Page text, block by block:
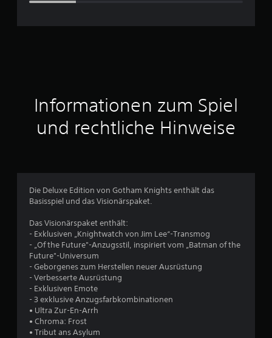
h
t
t
Informationen zum Spiel
und rechtliche Hinweise
Die Deluxe Edition von Gotham Knights enthält das
Basisspiel und das Visionärspaket.
Das Visionärspaket enthält:
- Exklusiven „Knightwatch von Jim Lee“-Transmog
- „Of the Future"-Anzugsstil, inspiriert vom „Batman of the
Future"-Universum
- Geborgenes zum Herstellen neuer Ausrüstung
- Verbesserte Ausrüstung
- Exklusiven Emote
- 3 exklusive Anzugsfarbkombinationen
• Ultra Zur-En-Arrh
• Chroma: Frost
• Tribut ans Asylum